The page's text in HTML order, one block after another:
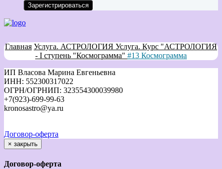
Главная Услуга. АСТРОЛОГИЯ Услуга. Курс "АСТРОЛОГИЯ
- I ступень "Космограмма" #13 Космограмма
ИП Власова Марина Евгеньевна
ИНН: 552300317022
ОГРН/ОГРНИП: 323554300039980
+7(923)-699-99-63
kronosastro@ya.ru
Договор-оферта
× закрыть
Договор-оферта